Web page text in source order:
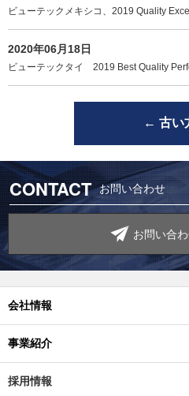
ビューテックメキシコ、2019 Quality
2020年06月18日
ビューテックタイ 2019 Best Quality
← 古い
CONTACT お問い合わせ
お問い合
会社情報
事業紹介
採用情報